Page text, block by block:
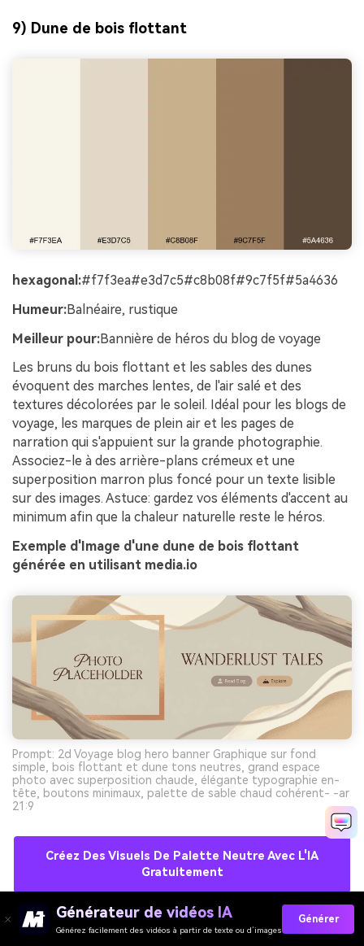
9) Dune de bois flottant
hexagonal:#f7f3ea#e3d7c5#c8b08f#9c7f5f#5a4636
Humeur:Balnéaire, rustique
Meilleur pour:Bannière de héros du blog de voyage
Les bruns du bois flottant et les sables des dunes
évoquent des marches lentes, de l'air salé et des
textures décolorées par le soleil. Idéal pour les blogs de
voyage, les marques de plein air et les pages de
narration qui s'appuient sur la grande photographie.
Associez-le à des arrière-plans crémeux et une
superposition marron plus foncé pour un texte lisible
sur des images. Astuce: gardez vos éléments d'accent au
minimum afin que la chaleur naturelle reste le héros.
Exemple d'Image d'une dune de bois flottant
générée en utilisant media.io
Prompt: 2d Voyage blog hero banner Graphique sur fond
simple, bois flottant et dune tons neutres, grand espace
photo avec superposition chaude, élégante typographie en-
tête, boutons minimaux, palette de sable chaud cohérent- -ar
21:9
Créez Des Visuels De Palette Neutre Avec L'IA
Gratuitement
10) Argile de Cappuccino
Générateur de vidéos IA
Générez facilement des vidéos à partir de texte ou d’images
Générer